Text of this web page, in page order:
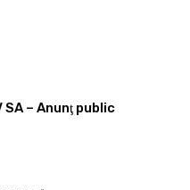
SA – Anunţ public